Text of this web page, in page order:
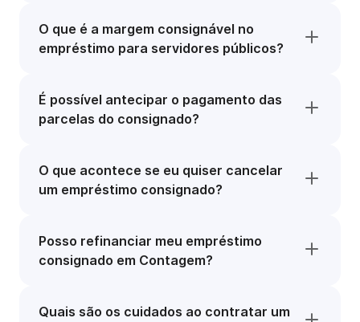
O que é a margem consignável no
empréstimo para servidores públicos?
É possível antecipar o pagamento das
parcelas do consignado?
O que acontece se eu quiser cancelar
um empréstimo consignado?
Posso refinanciar meu empréstimo
consignado em Contagem?
Quais são os cuidados ao contratar um